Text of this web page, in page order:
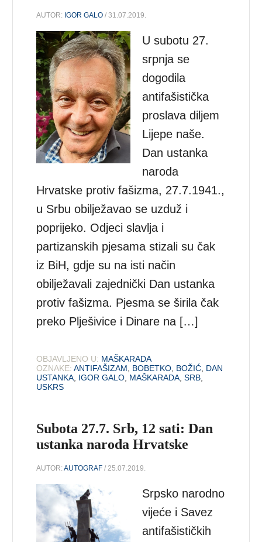
AUTOR: IGOR GALO / 31.07.2019.
U subotu 27.
srpnja se
dogodila
antifašistička
proslava diljem
Lijepe naše.
Dan ustanka
naroda
Hrvatske protiv fašizma, 27.7.1941.,
u Srbu obilježavao se uzduž i
poprijeko. Odjeci slavlja i
partizanskih pjesama stizali su čak
iz BiH, gdje su na isti način
obilježavali zajednički Dan ustanka
protiv fašizma. Pjesma se širila čak
preko Plješivice i Dinare na […]
OBJAVLJENO U: MAŠKARADA
OZNAKE: ANTIFAŠIZAM BOBETKO BOŽIĆ DAN
USTANKA IGOR GALO MAŠKARADA ,SRB
USKRS
Subota 27.7. Srb, 12 sati: Dan
ustanka naroda Hrvatske
AUTOR:AUTOGRAF / 25.07.2019.
Srpsko narodno
vijeće i Savez
antifašističkih